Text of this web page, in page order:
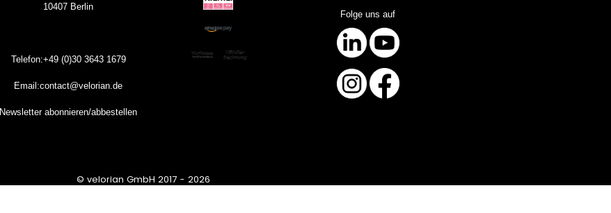
10407 Berlin
Telefon:+49 (0)3036431679
Email:contact@velorian.de
Newsletter abonnieren/abbestellen
Folge uns auf
© velorian GmbH 2017 - 2026